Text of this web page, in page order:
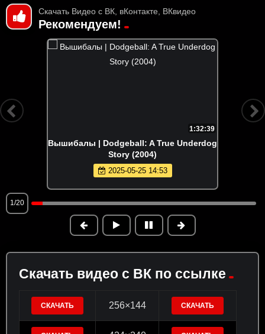
Скачать Видео с ВК, вКонтакте, ВКвидео
Рекомендуем!
1:32:39
Вышибалы | Dodgeball: A True Underdog
Story (2004)
2025-05-25 14:53
1/20
Скачать видео с ВК по ссылке
СКАЧАТЬ 256×144 СКАЧАТЬ